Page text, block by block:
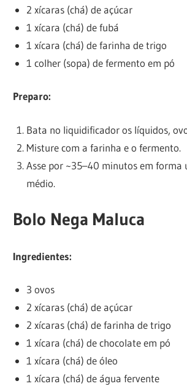
2 xícaras (chá) de açúcar
1 xícara (chá) de fubá
1 xícara (chá) de farinha de trigo
1 colher (sopa) de fermento em pó
Preparo:
Bata no liquidificador os líquidos,
Misture com a farinha e o fermento.
Asse por ~35–40 minutos em forma
médio.
Bolo Nega Maluca
Ingredientes:
3 ovos
2 xícaras (chá) de açúcar
2 xícaras (chá) de farinha de trigo
1 xícara (chá) de chocolate em pó
1 xícara (chá) de óleo
1 xícara (chá) de água fervente